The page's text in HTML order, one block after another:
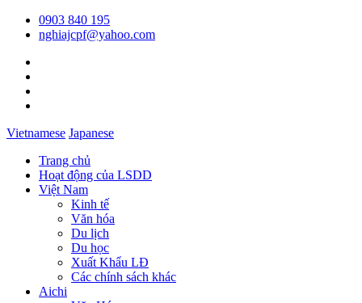
0903 840 195
nghiajcpf@yahoo.com
Vietnamese Japanese
Trang chủ
Hoạt động của LSDD
Việt Nam
Kinh tế
Văn hóa
Du lịch
Du học
Xuất Khẩu LĐ
Các chính sách khác
Aichi